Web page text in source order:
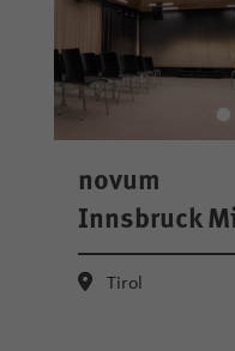
novum
Innsbruck
Tirol